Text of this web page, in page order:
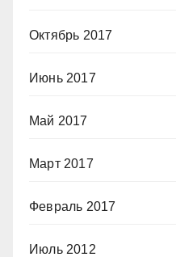
Октябрь 2017
Июнь 2017
Май 2017
Март 2017
Февраль 2017
Июль 2012